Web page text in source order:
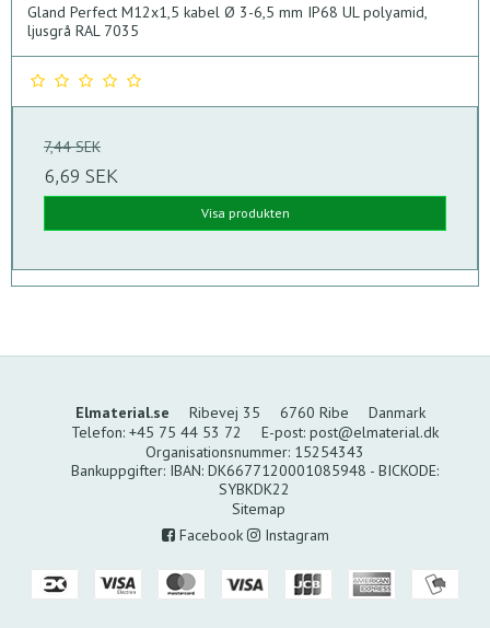
Gland Perfect M12x1,5 kabel Ø 3-6,5 mm IP68 UL polyamid,
ljusgrå RAL 7035
7,44 SEK
6,69 SEK
Visa produkten
Elmaterial.se Ribevej 35 6760 Ribe
Danmark
Telefon: +45 75 44 53 72 E-post: post@elmaterial.dk
Organisationsnummer:15254343
Bankuppgifter:IBAN: DK6677120001085948 - BICKODE:
SYBKDK22
Sitemap
Facebook
Instagram